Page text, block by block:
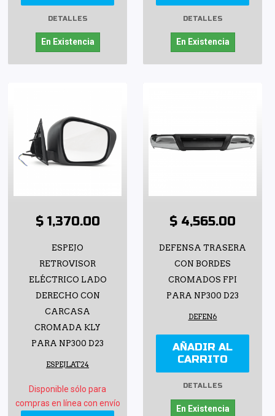
DETALLES
En Existencia
DETALLES
En Existencia
$ 1,370.00
ESPEJO
RETROVISOR
ELÉCTRICO LADO
DERECHO CON
CARCASA
CROMADA KLY
PARA NP300 D23
ESPEJLAT24
Disponible sólo para
compras en línea con envío
$ 4,565.00
DEFENSA TRASERA
CON BORDES
CROMADOS FPI
PARA NP300 D23
DEFEN6
AÑADIR AL
CARRITO
DETALLES
En Existencia